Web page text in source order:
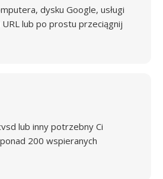
dysku Google, usługi
lub po prostu przeciągnij
lub inny potrzebny Ci
200 wspieranych